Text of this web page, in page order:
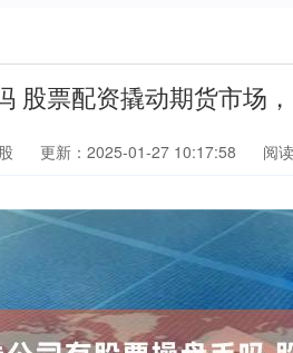
股票配资撬动期货市场
更新：2025-01-27 10:17:58 阅